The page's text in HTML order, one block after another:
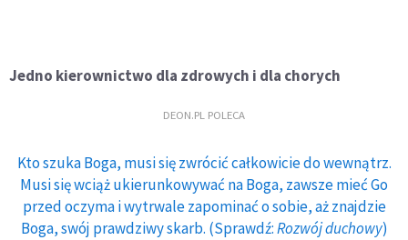
Jedno kierownictwo dla zdrowych i dla chorych
DEON.PL POLECA
Kto szuka Boga, musi się zwrócić całkowicie do wewnątrz.
Musi się wciąż ukierunkowywać na Boga, zawsze mieć Go
przed oczyma i wytrwale zapominać o sobie, aż znajdzie
Boga, swój prawdziwy skarb. (Sprawdź:Rozwój duchowy)